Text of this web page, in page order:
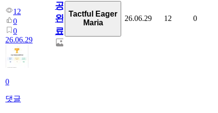
12
0
0
26.06.29
0
댓글
공
완
료
Tactful Eager
Maria
26.06.29 12 0